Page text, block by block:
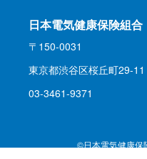
日本電気健康保険組合
〒150-0031
東京都渋谷区桜丘町29-11
03-3461-9371
©日本電気健康保